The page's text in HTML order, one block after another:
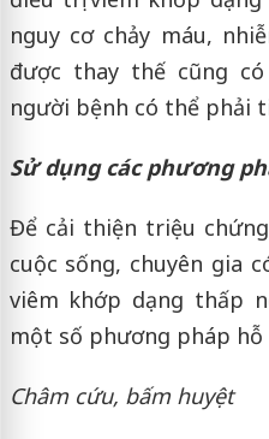
nguy cơ chảy máu,
được thay thế cũng
người bệnh có thể phải
Sử dụng các phương
Để cải thiện triệu
cuộc sống, chuyên gia
viêm khớp dạng thấp
một số phương pháp hỗ
Châm cứu, bấm huyệt